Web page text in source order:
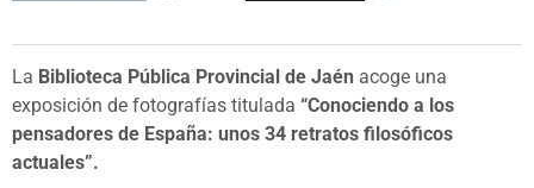
La Biblioteca Pública Provincial de Jaén acoge una
exposición de fotografías titulada “Conociendo a los
pensadores de España: unos 34 retratos filosóficos
actuales”.